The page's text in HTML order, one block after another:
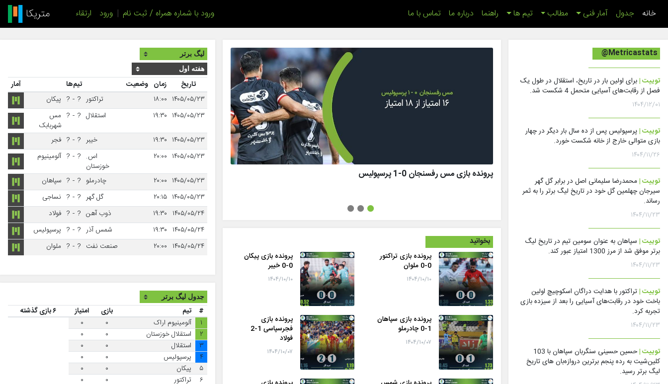
خانه (اینجا)
جدول آمار فنی مطالب تیم ها راهنما درباره ما تماس با ما ورود با شماره همراه / ثبت نام | ورود ارتقاء
پرونده بازی مس رفسنجان 0-1 پرسپولیس
بخوانید
پرونده بازی تراکتور
0-0 ملوان
۱۴۰۴/۱۰/۱۰
پرونده بازی پیکان
0-0 خیبر
۱۴۰۴/۱۰/۱۰
پرونده بازی سپاهان
1-0 چادرملو
۱۴۰۴/۱۰/۰۷
پرونده بازی
فجرسپاسی 1-2
فولاد
۱۴۰۴/۱۰/۰۷
@Metricastats
توییت |برای اولین بار در تاریخ، استقلال در طول یک
فصل از رقابت‌های آسیایی متحمل 4 شکست شد.
۱۴۰۴/۱۲/۰۱
توییت |پرسپولیس پس از ده سال بار دیگر در چهار
بازی متوالی خارج از خانه شکست خورد.
۱۴۰۴/۱۱/۲۶
توییت |محمدرضا سلیمانی اصل در برابر گل گهر
سیرجان چهلمین گل خود در تاریخ لیگ برتر را به ثمر
رساند.
۱۴۰۴/۱۱/۲۳
توییت | سپاهان به عنوان سومین تیم در تاریخ لیگ
برتر موفق شد از مرز 1300 امتیاز عبور کند.
۱۴۰۴/۱۱/۲۳
توییت |تراکتور با هدایت دراگان اسکوچیچ اولین
باخت خود در رقابت‌های آسیایی را بعد از سیزده بازی
تجربه کرد.
۱۴۰۴/۱۱/۲۳
توییت |
حسین حسینی سنگربان سپاهان با 103
کلین‌شیت به رده پنجم برترین دروازه‌بان های تاریخ
لیگ برتر رسید.
تاریخ زمان وضعیت تیم‌ها
آمار
۱۴۰۵/۰۵/۲۳ ۱۸:۰۰ تراکتور ?
-
? پیکان
۱۴۰۵/۰۵/۲۳ ۱۹:۳۰ استقلال ?
-
? مس
شهربابک
۱۴۰۵/۰۵/۲۳ ۱۹:۳۰ خیبر ?
-
? فجر
۱۴۰۵/۰۵/۲۳ ۲۰:۰۰
اس.
خوزستان
?
-
? آلومینیوم
۱۴۰۵/۰۵/۲۳ ۲۰:۰۰ چادرملو ?
-
? سپاهان
۱۴۰۵/۰۵/۲۳ ۲۰:۱۵ گل گهر ?
-
? نساجی
۱۴۰۵/۰۵/۲۴ ۱۹:۳۰ ذوب آهن ?
-
? فولاد
۱۴۰۵/۰۵/۲۴ ۱۹:۳۰ شمس آذر ?
-
? پرسپولیس
۱۴۰۵/۰۵/۲۴ ۲۰:۰۰ صنعت نفت ?
-
? ملوان
# تیم بازی امتیاز
۶ بازی گذشته
۱
آلومینیوم اراک ۰
۰
۲
استقلال خوزستان ۰
۰
۳
استقلال ۰
۰
۴
پرسپولیس ۰
۰
۵
پیکان ۰
۰
۶
تراکتور ۰
۰